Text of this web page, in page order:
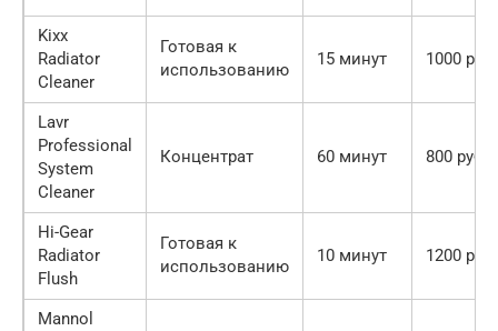
Kixx
Radiator
Cleaner
Готовая к
использованию
15 минут 1000 руб.
Lavr
Professional
System
Cleaner
Концентрат 60 минут 800 руб.
Hi-Gear
Radiator
Flush
Готовая к
использованию
10 минут 1200 руб.
Mannol